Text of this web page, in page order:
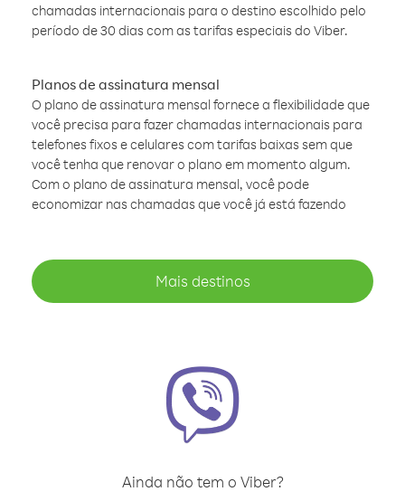
chamadas internacionais para o destino escolhido pelo
período de 30 dias com as tarifas especiais do Viber.
Planos de assinatura mensal
O plano de assinatura mensal fornece a flexibilidade que
você precisa para fazer chamadas internacionais para
telefones fixos e celulares com tarifas baixas sem que
você tenha que renovar o plano em momento algum.
Com o plano de assinatura mensal, você pode
economizar nas chamadas que você já está fazendo
Mais destinos
Ainda não tem o Viber?